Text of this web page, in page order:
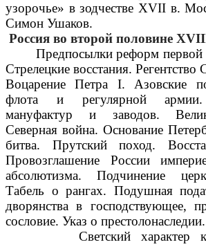
узорочье» в зодчестве XVII в.
Симон Ушаков.
Россия во второй половине
Предпосылки реформ первой
Стрелецкие восстания. Регентство
Воцарение Петра I. Азовские
флота и регулярной армии.
мануфактур и заводов.
Северная война. Основание
битва. Прутский поход.
Провозглашение России
абсолютизма. Подчинение
Табель о рангах. Подушная
дворянства в господствующее,
сословие. Указ о престолонаследии.
Светский характер